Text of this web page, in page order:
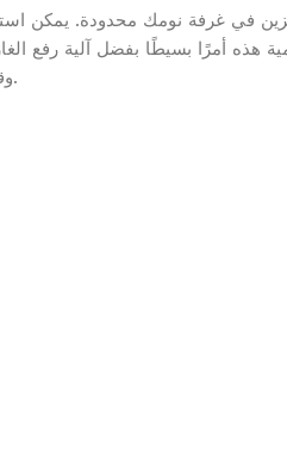
في غرفة نومك محدودة. يمكن
هذه أمرًا بسيطًا بفضل آلية رفع
وقاعدة خشبية نوابض، ويتكون من الخشب الفاخر. لمزيد من الثبات، يحتوي السرير على أرجل مركزية أيضًا.